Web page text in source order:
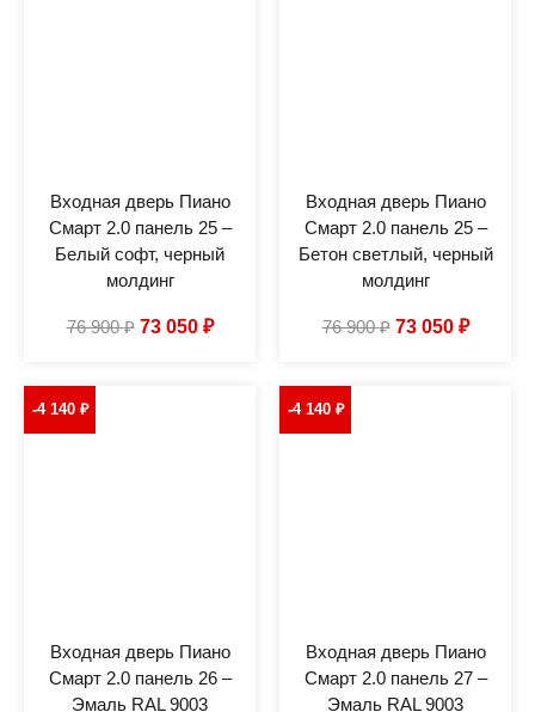
Входная дверь Пиано
Смарт 2.0 панель 25 –
Белый софт, черный
молдинг
76 900₽ 73 050 ₽
Входная дверь Пиано
Смарт 2.0 панель 25 –
Бетон светлый, черный
молдинг
76 900₽ 73 050 ₽
-4 140 ₽
Входная дверь Пиано
Смарт 2.0 панель 26 –
Эмаль RAL 9003
-4 140 ₽
Входная дверь Пиано
Смарт 2.0 панель 27 –
Эмаль RAL 9003